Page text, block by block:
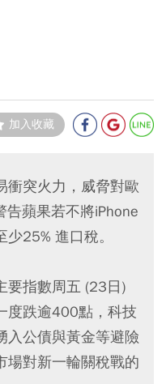
加入收藏
衝突火力，威脅對歐
告蘋果若不將iPhone
25% 進口稅。
要指數周五 (23日)
度跌逾400點，科技
入公債與黃金等避險
場對新一輪關稅戰的